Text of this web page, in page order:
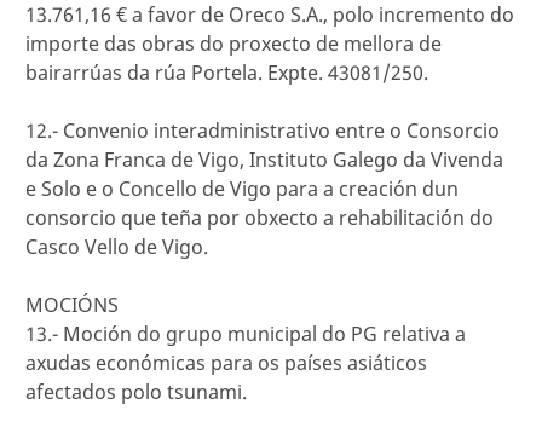
13.761,16 € a favor de Oreco S.A., polo incremento do
importe das obras do proxecto de mellora de
bairarrúas da rúa Portela. Expte. 43081/250.
12.- Convenio interadministrativo entre o Consorcio
da Zona Franca de Vigo, Instituto Galego da Vivenda
e Solo e o Concello de Vigo para a creación dun
consorcio que teña por obxecto a rehabilitación do
Casco Vello de Vigo.
MOCIÓNS
13.- Moción do grupo municipal do PG relativa a
axudas económicas para os países asiáticos
afectados polo tsunami.